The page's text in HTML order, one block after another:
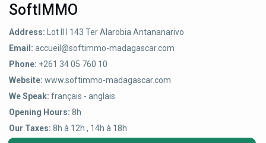
SoftIMMO
Address: Lot II I 143 Ter Alarobia Antananarivo
Email: accueil@softimmo-madagascar.com
Phone: +261 34 05 760 10
Website: www.softimmo-madagascar.com
We Speak: français - anglais
Opening Hours: 8h
Our Taxes: 8h à 12h , 14h à 18h